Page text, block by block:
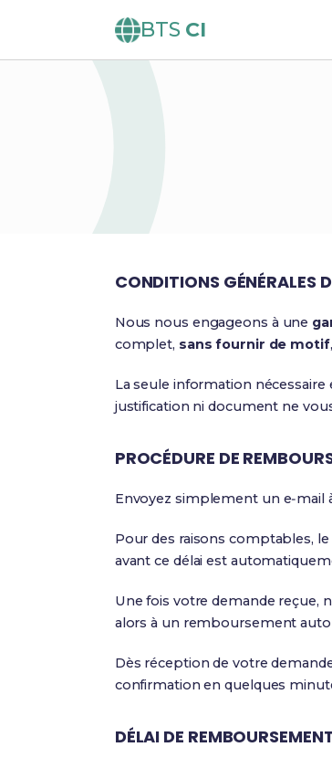
BTS CI
CONDITIONS GÉNÉRALES
Nous nous engageons à une
complet, sans fournir de motif
La seule information
justification ni document ne
PROCÉDURE DE
Envoyez simplement un e‑mail
Pour des raisons comptables,
avant ce délai est
Une fois votre demande reçue,
alors à un remboursement
Dès réception de votre
confirmation en quelques
DÉLAI DE